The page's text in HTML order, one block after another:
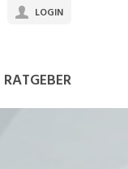
RATGEBER
LOGIN
JETZT BEWERBEN